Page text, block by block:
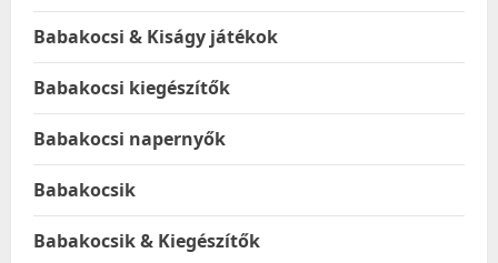
Babakocsi & Kiságy játékok
Babakocsi kiegészítők
Babakocsi napernyők
Babakocsik
Babakocsik & Kiegészítők